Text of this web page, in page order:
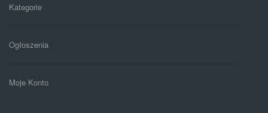
Kategorie
Ogłoszenia
Moje Konto